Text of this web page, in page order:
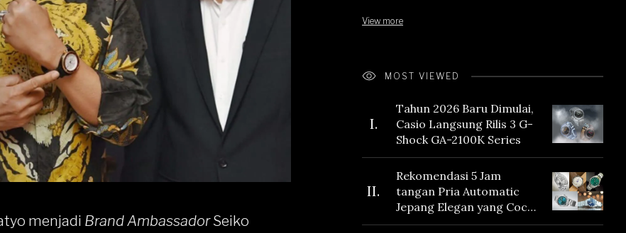
menjadi Brand AmbassadorSeiko
View more
MOST VIEWED
I.
Tahun 2026 Baru Dimulai,
Casio Langsung Rilis 3 G-
Shock GA-2100K Series
II.
Rekomendasi 5 Jam
tangan Pria Automatic
Jepang Elegan yang Cocok
Dikoleksi di 2026